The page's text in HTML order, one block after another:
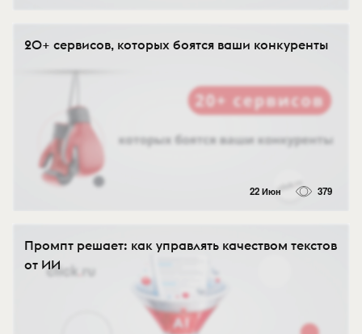
20+ сервисов, которых боятся ваши конкуренты
22 Июн 379
Промпт решает: как управлять качеством текстов
от ИИ